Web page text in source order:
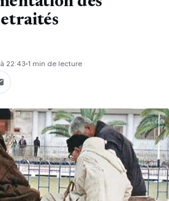
22:43 1 min de lecture